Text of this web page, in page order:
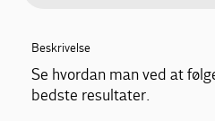
Beskrivelse
Se hvordan man ved at
bedste resultater.